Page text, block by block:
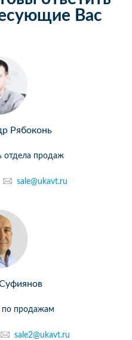
Вас
Рябоконь
отдела продаж
sale@ukavt.ru
продажам
sale2@ukavt.ru